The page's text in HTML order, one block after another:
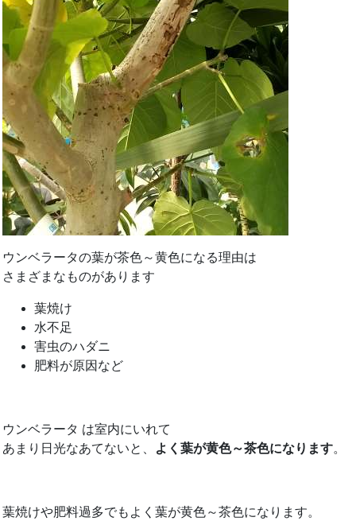
ウンベラータの葉が茶色～黄色になる理由は
さまざまなものがあります
葉焼け
水不足
害虫のハダニ
肥料が原因など
ウンベラータ は室内にいれて
あまり日光なあてないと、
よく葉が黄色～茶色になります。
葉焼けや肥料過多でもよく葉が黄色～茶色になります。